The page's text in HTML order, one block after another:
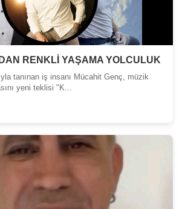
RENKLİ YAŞAMA YOLCULUK
tanınan iş insanı Mücahit Genç, müzik
yeni teklisi "K...